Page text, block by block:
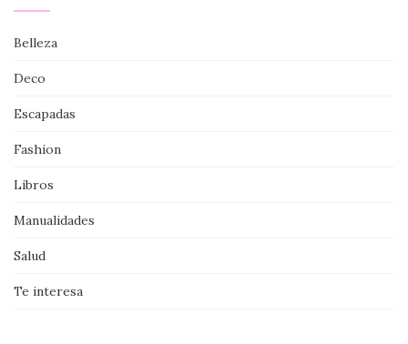
Belleza
Deco
Escapadas
Fashion
Libros
Manualidades
Salud
Te interesa